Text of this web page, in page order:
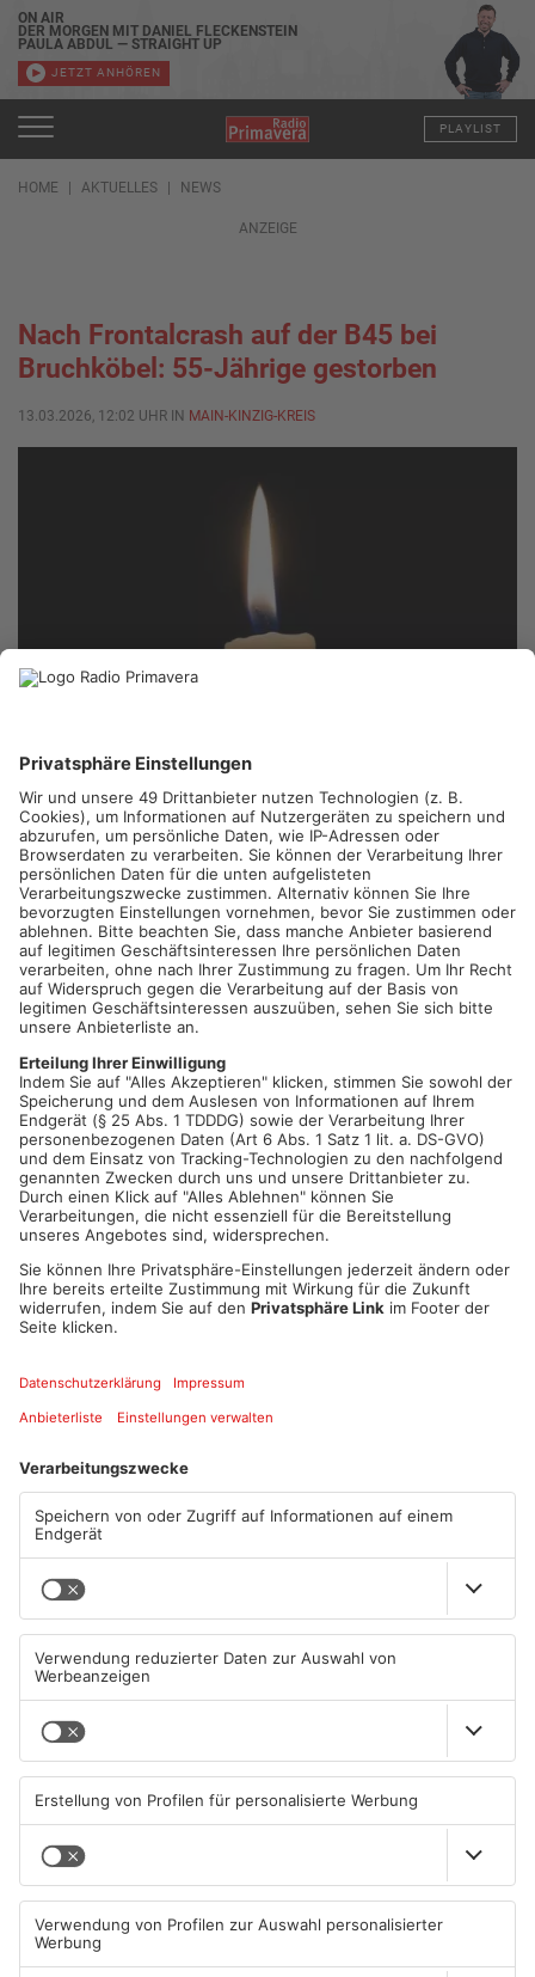
ON AIR
DER MORGEN MIT DANIEL FLECKENSTEIN
PAULA ABDUL — STRAIGHT UP
JETZT ANHÖREN
PLAYLIST
HOME AKTUELLES NEWS
ANZEIGE
Nach Frontalcrash auf der B45 bei
Bruchköbel: 55-Jährige gestorben
13.03.2026, 12:02 UHR IN MAIN-KINZIG-KREIS
BRUCHKÖBEL.Nach dem Frontalcrash auf der B45 bei
Bruchköbel ist die 55-jährige Autofahrerin gestorben. Wie die
Polizei jetzt mitteilt, erlag die Frau im Krankenhaus ihren
schweren Verletzungen. In der Nacht von Dienstag auf
Mittwoch waren zwischen Bruchköbel und Roßdorf zwei Autos
frontal zusammengestoßen. Auch ein 27-jähriger Autofahrer
wurde dabei schwer verletzt. Warum es zu dem Unfall kam, ist
weiterhin unklar. Die Polizei sucht nach wie vor Zeugen.
Artikel teilen
ANZEIGE
Kinzig-Kreis
Wächtersbacher
Schwimmbad bleibt heute
geschlossen
05.08.2026, 07:31 UHR IN MAIN-
KINZIG-KREIS
Neue Sperrungen rund um
Biebergemünd
02.08.2026, 08:33 UHR IN MAIN-
TOPNEWS